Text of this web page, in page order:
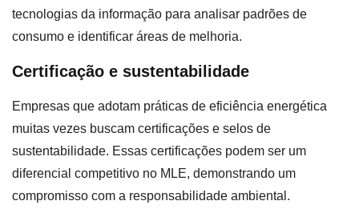
tecnologias da informação para analisar padrões de
consumo e identificar áreas de melhoria.
Certificação e sustentabilidade
Empresas que adotam práticas de eficiência energética
muitas vezes buscam certificações e selos de
sustentabilidade. Essas certificações podem ser um
diferencial competitivo no MLE, demonstrando um
compromisso com a responsabilidade ambiental.